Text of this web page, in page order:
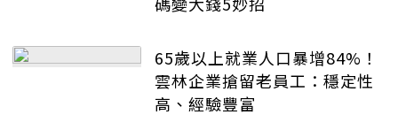
65歲以上就業人口暴增84%！
雲林企業搶留老員工：穩定性
高、經驗豐富